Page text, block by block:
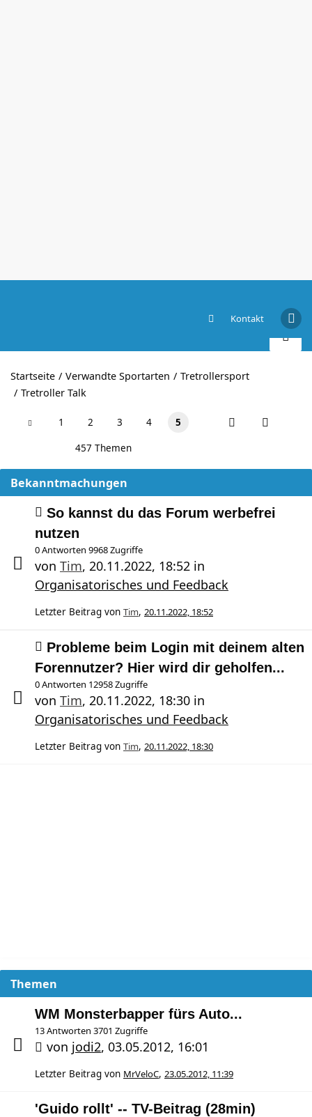
Kontakt
Startseite Verwandte Sportarten
Tretrollersport
Tretroller Talk
1 2 3 4 5
457 Themen
Bekanntmachungen
So kannst du das Forum werbefrei
nutzen
0 Antworten 9968 Zugriffe
von Tim, 20.11.2022, 18:52 in
Organisatorisches und Feedback
Letzter Beitrag von Tim, 20.11.2022, 18:52
Probleme beim Login mit deinem alten
Forennutzer? Hier wird dir geholfen...
0 Antworten 12958 Zugriffe
von Tim, 20.11.2022, 18:30 in
Organisatorisches und Feedback
Letzter Beitrag von Tim, 20.11.2022, 18:30
Themen
WM Monsterbapper fürs Auto...
13 Antworten 3701 Zugriffe
von jodi2, 03.05.2012, 16:01
Letzter Beitrag von MrVeloC, 23.05.2012, 11:39
'Guido rollt' -- TV-Beitrag (28min)